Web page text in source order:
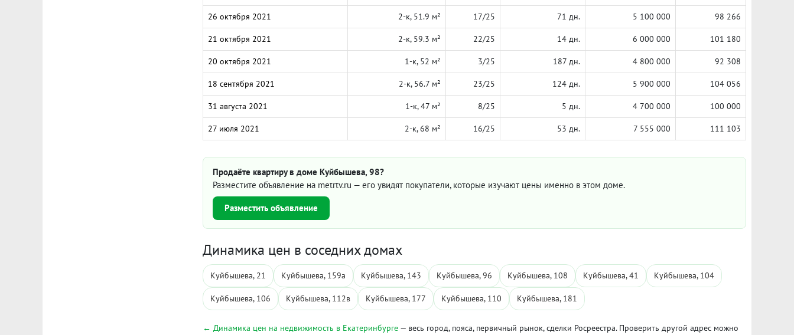
26 октября 2021 2-к, 51.9 м² 17/25 71 дн. 5 100 000 98 266
21 октября 2021 2-к, 59.3 м² 22/25 14 дн. 6 000 000 101 180
20 октября 2021 1-к, 52 м² 3/25 187 дн. 4 800 000 92 308
18 сентября 2021 2-к, 56.7 м² 23/25 124 дн. 5 900 000 104 056
31 августа 2021 1-к, 47 м² 8/25 5 дн. 4 700 000 100 000
27 июля 2021 2-к, 68 м² 16/25 53 дн. 7 555 000 111 103
Продаёте квартиру в доме Куйбышева, 98?
Разместите объявление на metrtv.ru — его увидят покупатели, которые изучают цены именно в этом доме.
Разместить объявление
Динамика цен в соседних домах
Куйбышева, 21 Куйбышева, 159а Куйбышева, 143 Куйбышева, 96 Куйбышева, 108 Куйбышева, 41 Куйбышева, 104
Куйбышева, 106 Куйбышева, 112в Куйбышева, 177 Куйбышева, 110 Куйбышева, 181
← Динамика цен на недвижимость в Екатеринбурге — весь город, пояса, первичный рынок, сделки Росреестра. Проверить другой адрес можно